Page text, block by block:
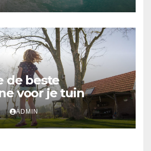
de beste
voor je tuin
ADMIN